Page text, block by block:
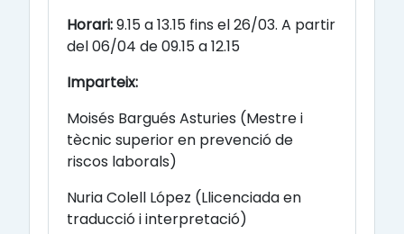
Horari:9.15 a 13.15 fins el 26/03. A partir
del 06/04 de 09.15 a 12.15
Imparteix:
Moisés Bargués Asturies (Mestre i
tècnic superior en prevenció de
riscos laborals)
Nuria Colell López (Llicenciada en
traducció i interpretació)